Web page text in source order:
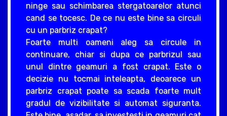
ninge sau schimbarea stergatoarelor atunci
cand se tocesc. De ce nu este bine sa circuli
cu un parbriz crapat?
Foarte multi oameni aleg sa circule in
continuare, chiar si dupa ce parbrizul sau
unul dintre geamuri a fost crapat. Este o
decizie nu tocmai inteleapta, deoarece un
parbriz crapat poate sa scada foarte mult
gradul de vizibilitate si automat siguranta.